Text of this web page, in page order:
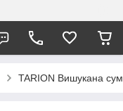
TARION Вишукана